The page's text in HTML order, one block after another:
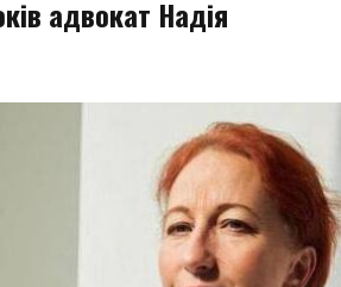
адвокат Надія